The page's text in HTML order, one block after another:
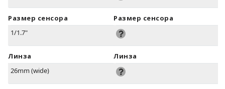
Размер сенсора
1/1.7"
Линза
26mm (wide)
Размер сенсора
Линза